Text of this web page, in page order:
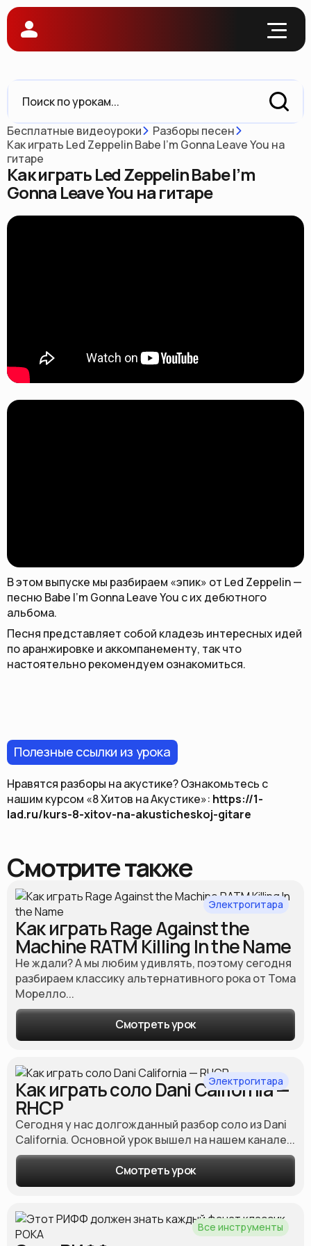
Бесплатные видеоуроки
Разборы песен
Как играть Led Zeppelin Babe I’m Gonna Leave You на
гитаре
Как играть Led Zeppelin Babe I’m
Gonna Leave You на гитаре
В этом выпуске мы разбираем «эпик» от Led Zeppelin —
песню Babe I’m Gonna Leave You с их дебютного
альбома.
Песня представляет собой кладезь интересных идей
по аранжировке и аккомпанементу, так что
настоятельно рекомендуем ознакомиться.
Полезные ссылки из урока
Нравятся разборы на акустике? Ознакомьтесь с
нашим курсом «8 Хитов на Акустике»: https://1-
lad.ru/kurs-8-xitov-na-akusticheskoj-gitare
Смотрите также
Электрогитара
Как играть Rage Against the
Machine RATM Killing In the Name
Не ждали? А мы любим удивлять, поэтому сегодня
разбираем классику альтернативного рока от Тома
Морелло...
Смотреть урок
Электрогитара
Как играть соло Dani California —
RHCP
Сегодня у нас долгожданный разбор соло из Dani
California. Основной урок вышел на нашем канале...
Смотреть урок
Все инструменты